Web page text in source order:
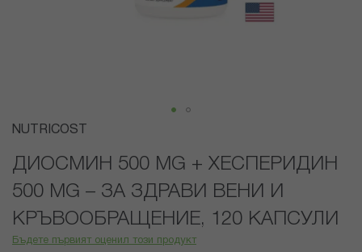
Преминете
началото
галерия
със
снимки
NUTRICOST
ДИОСМИН 500 MG + ХЕСПЕРИДИН
500 MG – ЗА ЗДРАВИ ВЕНИ И
КРЪВООБРАЩЕНИЕ, 120 КАПСУЛИ
Бъдете първият оценил този продукт